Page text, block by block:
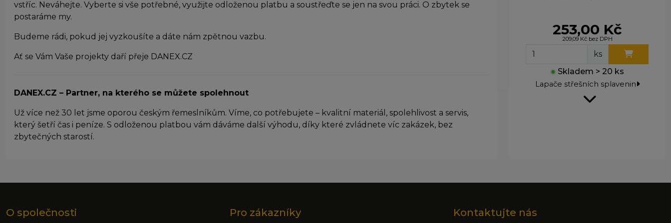
vstříc. Neváhejte. Vyberte si vše potřebné, využijte odloženou platbu a soustřeďte se jen na svou práci. O zbytek se
postaráme my.
Budeme rádi, pokud jej vyzkoušíte a dáte nám zpětnou vazbu.
Ať se Vám Vaše projekty daří přeje DANEX.CZ
DANEX.CZ – Partner, na kterého se můžete spolehnout
Už více než 30 let jsme oporou českým řemeslníkům. Víme, co potřebujete – kvalitní materiál, spolehlivost a servis,
který šetří čas i peníze. S odloženou platbou vám dáváme další výhodu, díky které zvládnete víc zakázek, bez
zbytečných starostí.
253,00 Kč
209,09 Kč bez DPH
ks
● Skladem > 20 ks
Lapače střešních splavenin
O společnosti Pro zákazníky Kontaktujte nás
Marketingové cookies
zobrazovat relevantní reklamy na jiných webech. Pokud je